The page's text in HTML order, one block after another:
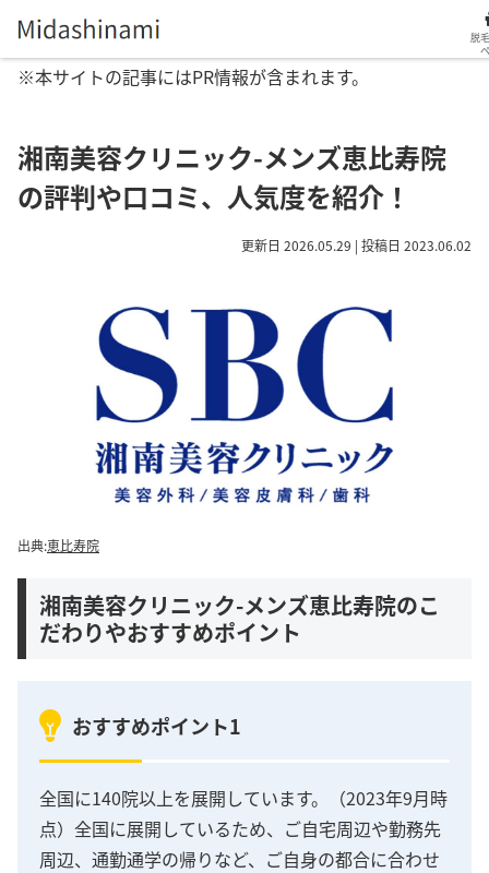
※本サイトの記事にはPR情報が含まれます。
湘南美容クリニック-メンズ恵比寿院
の評判や口コミ、人気度を紹介！
更新日 2026.05.29 | 投稿日 2023.06.02
出典:恵比寿院
湘南美容クリニック-メンズ恵比寿院のこ
だわりやおすすめポイント
おすすめポイント1
全国に140院以上を展開しています。（2023年9月時
点）全国に展開しているため、ご自宅周辺や勤務先
周辺、通勤通学の帰りなど、ご自身の都合に合わせ
脱